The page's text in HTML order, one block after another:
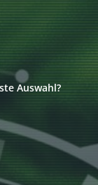
Auswahl?